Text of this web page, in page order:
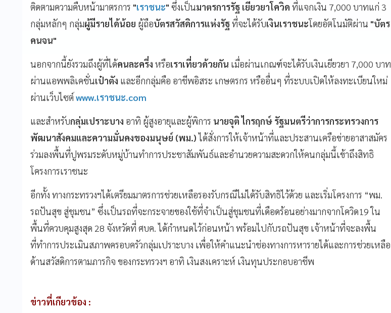
ติดตามความคืบหน้ามาตรการ "เราชนะ" ซึ่งเป็นมาตรการรัฐ เยียวยาโควิด ที่แจกเงิน 7,000 บาทแก่ 3
กลุ่มหลักๆ กลุ่มผู้มีรายได้น้อย ผู้ถือบัตรสวัสดิการแห่งรัฐที่จะได้รับเงินเราชนะโดยอัตโนมัติผ่าน "บัตร
คนจน"
นอกจากนี้ยังรวมถึงผู้ที่ได้คนละครึ่ง หรือเราเที่ยวด้วยกัน เมื่อผ่านเกณฑ์จะได้รับเงินเยียวยา 7,000 บาท
ผ่านแอพพลิเคชั่นเป๋าตัง และอีกกลุ่มคือ อาชีพอิสระ เกษตรกร หรืออื่นๆ ที่ระบบเปิดให้ลงทะเบียนใหม่
ผ่านเว็บไซต์ www.เราชนะ.com
และสำหรับกลุ่มเปราะบาง อาทิ ผู้สูงอายุและผู้พิการ นายจุติ ไกรฤกษ์ รัฐมนตรีว่าการกระทรวงการ
พัฒนาสังคมและความมั่นคงของมนุษย์ (พม.) ได้สั่งการให้เจ้าหน้าที่และประสานเครือข่ายอาสาสมัคร
ร่วมลงพื้นที่ปูพรมระดับหมู่บ้านทำการประชาสัมพันธ์และอำนวยความสะดวกให้คนกลุ่มนี้เข้าถึงสิทธิ
โครงการเราชนะ
อีกทั้ง ทางกระทรวงฯได้เตรียมมาตรการช่วยเหลือรองรับกรณีไม่ได้รับสิทธิไว้ด้วย และเริ่มโครงการ “พม.
รถปันสุข สู่ชุมชน” ซึ่งเป็นรถที่จะกระจายของใช้ที่จำเป็นสู่ชุมชนที่เดือดร้อนอย่างมากจากโควิด19 ใน
พื้นที่ควบคุมสูงสุด 28 จังหวัดที่ ศบค. ได้กำหนดไว้ก่อนหน้า พร้อมไปกับรถปันสุข เจ้าหน้าที่จะลงพื้น
ที่ทำการประเมินสภาพครอบครัวกลุ่มเปราะบาง เพื่อให้คำแนะนำช่องทางการหารายได้และการช่วยเหลือ
ด้านสวัสดิการตามภารกิจ ของกระทรวงฯ อาทิ เงินสงเคราะห์ เงินทุนประกอบอาชีพ
ข่าวที่เกียวข้อง :